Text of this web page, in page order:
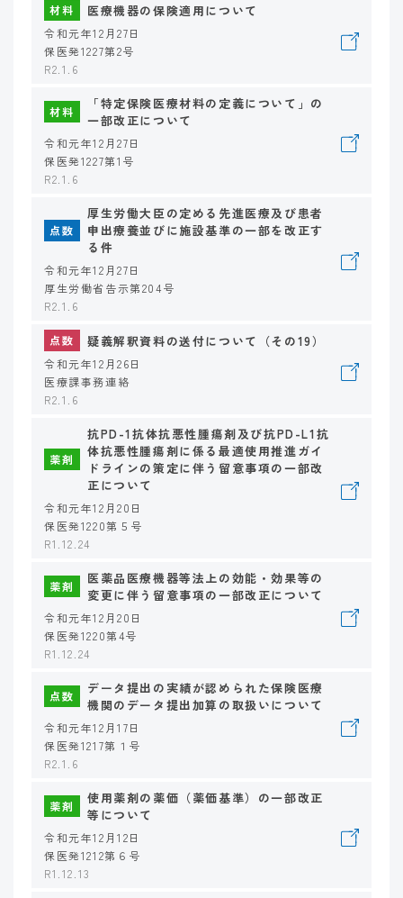
材料 医療機器の保険適用について
令和元年12月27日
保医発1227第2号
R2.1.6
材料
「特定保険医療材料の定義について」の
一部改正について
令和元年12月27日
保医発1227第1号
R2.1.6
点数
厚生労働大臣の定める先進医療及び患者
申出療養並びに施設基準の一部を改正す
る件
令和元年12月27日
厚生労働省告示第204号
R2.1.6
点数 疑義解釈資料の送付について（その19）
令和元年12月26日
医療課事務連絡
R2.1.6
薬剤
抗PD-1抗体抗悪性腫瘍剤及び抗PD-L1抗
体抗悪性腫瘍剤に係る最適使用推進ガイ
ドラインの策定に伴う留意事項の一部改
正について
令和元年12月20日
保医発1220第５号
R1.12.24
薬剤
医薬品医療機器等法上の効能・効果等の
変更に伴う留意事項の一部改正について
令和元年12月20日
保医発1220第4号
R1.12.24
点数
データ提出の実績が認められた保険医療
機関のデータ提出加算の取扱いについて
令和元年12月17日
保医発1217第１号
R2.1.6
薬剤
使用薬剤の薬価（薬価基準）の一部改正
等について
令和元年12月12日
保医発1212第６号
R1.12.13